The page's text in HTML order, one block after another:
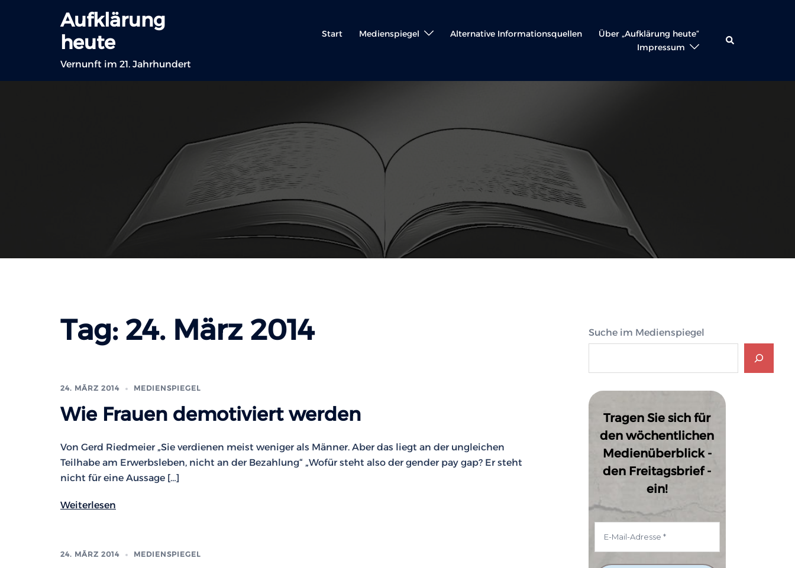
Aufklärung
heute
Vernunft im 21. Jahrhundert
Start Medienspiegel Alternative Informationsquellen
Über „Aufklärung heute“
Impressum
Suche
Tag: 24. März 2014
24. MÄRZ 2014 MEDIENSPIEGEL
Wie Frauen demotiviert werden
Von Gerd Riedmeier „Sie verdienen meist weniger als Männer. Aber das liegt an der ungleichen
Teilhabe am Erwerbsleben, nicht an der Bezahlung“ „Wofür steht also der gender pay gap? Er steht
nicht für eine Aussage […]
Weiterlesen
24. MÄRZ 2014 MEDIENSPIEGEL
Suche im Medienspiegel
Tragen Sie sich für
den wöchentlichen
Medienüberblick -
den Freitagsbrief -
ein!